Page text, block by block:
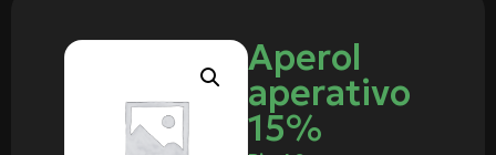
Aperol
aperativo
15%